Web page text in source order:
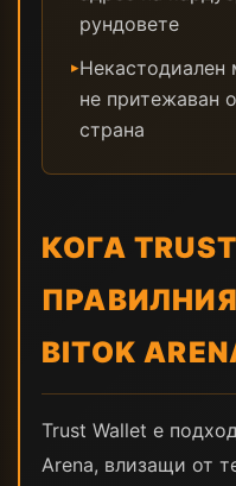
рундовете
▸Некастодиален
не притежаван
страна
КОГА
BITOK
Trust Wallet е
Arena, влизащи от